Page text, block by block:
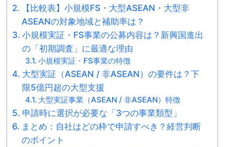
【比較表】小規模FS・大型ASEAN・大型非
ASEANの対象地域と補助率は？
小規模実証・FS事業の公募内容は？新興国進出
の「初期調査」に最適な理由
小規模実証・FS事業の特徴
大型実証（ASEAN / 非ASEAN）の要件は？下
限5億円超の大型支援
大型実証事業（ASEAN / 非ASEAN）特徴
申請時に選択が必要な「3つの事業類型」
まとめ：自社はどの枠で申請すべき？経営判断
のポイント